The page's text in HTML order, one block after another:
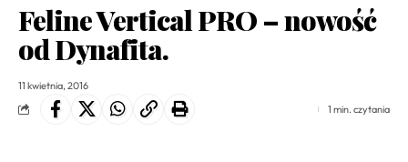
Feline Vertical PRO – nowość
od Dynafita.
11 kwietnia, 2016
1 min. czytania